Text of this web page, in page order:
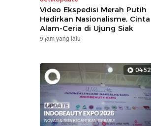
Video Ekspedisi Merah Putih
Hadirkan Nasionalisme, Cinta
Alam-Ceria di Ujung Siak
9 jam yang lalu
04:52